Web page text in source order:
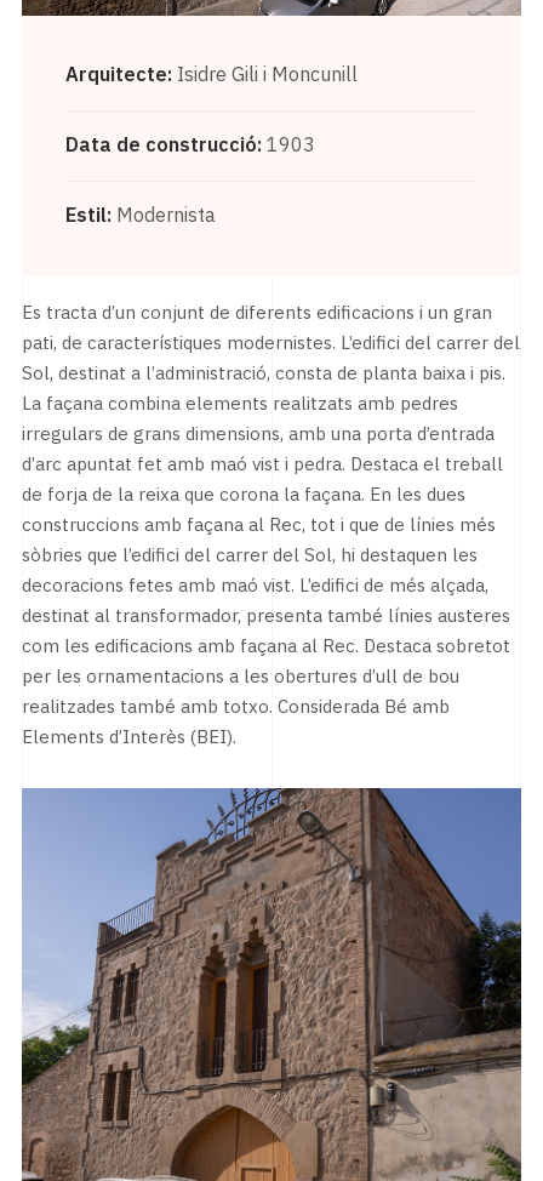
Arquitecte: Isidre Gili i Moncunill
Data de construcció:1903
Estil: Modernista
Es tracta d’un conjunt de diferents edificacions i un gran
pati, de característiques modernistes. L’edifici del carrer del
Sol, destinat a l’administració, consta de planta baixa i pis.
La façana combina elements realitzats amb pedres
irregulars de grans dimensions, amb una porta d’entrada
d’arc apuntat fet amb maó vist i pedra. Destaca el treball
de forja de la reixa que corona la façana. En les dues
construccions amb façana al Rec, tot i que de línies més
sòbries que l’edifici del carrer del Sol, hi destaquen les
decoracions fetes amb maó vist. L’edifici de més alçada,
destinat al transformador, presenta també línies austeres
com les edificacions amb façana al Rec. Destaca sobretot
per les ornamentacions a les obertures d’ull de bou
realitzades també amb totxo. Considerada Bé amb
Elements d’Interès (BEI).